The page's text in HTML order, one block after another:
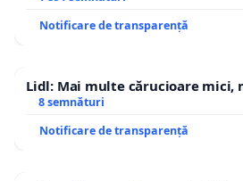
Notificare de transparență
Lidl: Mai multe cărucioare mici,
8 semnături
Notificare de transparență